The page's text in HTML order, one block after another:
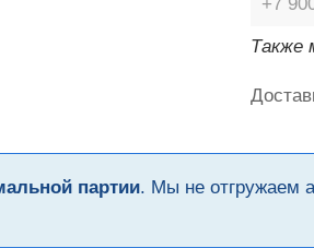
Также
партии. Мы не отгружаем